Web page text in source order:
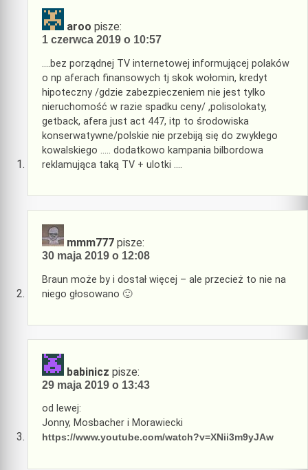
aroo pisze:
1 czerwca 2019 o 10:57
….bez porządnej TV internetowej informującej polaków
o np aferach finansowych tj skok wołomin, kredyt
hipoteczny /gdzie zabezpieczeniem nie jest tylko
nieruchomość w razie spadku ceny/ ,polisolokaty,
getback, afera just act 447, itp to środowiska
konserwatywne/polskie nie przebiją się do zwykłego
kowalskiego ….. dodatkowo kampania bilbordowa
reklamująca taką TV + ulotki ….
mmm777 pisze:
30 maja 2019 o 12:08
Braun może by i dostał więcej – ale przecież to nie na
niego głosowano 🙂
babinicz pisze:
29 maja 2019 o 13:43
od lewej:
Jonny, Mosbacher i Morawiecki
https://www.youtube.com/watch?v=XNii3m9yJAw